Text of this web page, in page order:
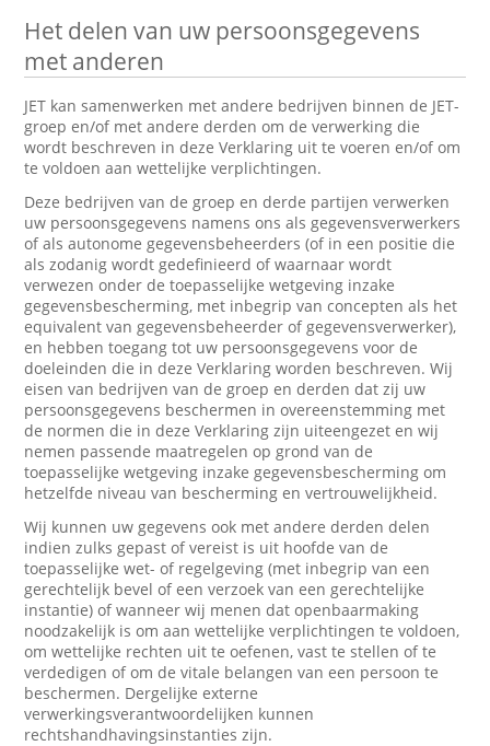
Het delen van uw persoonsgegevens
met anderen
JET kan samenwerken met andere bedrijven binnen de JET-
groep en/of met andere derden om de verwerking die
wordt beschreven in deze Verklaring uit te voeren en/of om
te voldoen aan wettelijke verplichtingen.
Deze bedrijven van de groep en derde partijen verwerken
uw persoonsgegevens namens ons als gegevensverwerkers
of als autonome gegevensbeheerders (of in een positie die
als zodanig wordt gedefinieerd of waarnaar wordt
verwezen onder de toepasselijke wetgeving inzake
gegevensbescherming, met inbegrip van concepten als het
equivalent van gegevensbeheerder of gegevensverwerker),
en hebben toegang tot uw persoonsgegevens voor de
doeleinden die in deze Verklaring worden beschreven. Wij
eisen van bedrijven van de groep en derden dat zij uw
persoonsgegevens beschermen in overeenstemming met
de normen die in deze Verklaring zijn uiteengezet en wij
nemen passende maatregelen op grond van de
toepasselijke wetgeving inzake gegevensbescherming om
hetzelfde niveau van bescherming en vertrouwelijkheid.
Wij kunnen uw gegevens ook met andere derden delen
indien zulks gepast of vereist is uit hoofde van de
toepasselijke wet- of regelgeving (met inbegrip van een
gerechtelijk bevel of een verzoek van een gerechtelijke
instantie) of wanneer wij menen dat openbaarmaking
noodzakelijk is om aan wettelijke verplichtingen te voldoen,
om wettelijke rechten uit te oefenen, vast te stellen of te
verdedigen of om de vitale belangen van een persoon te
beschermen. Dergelijke externe
verwerkingsverantwoordelijken kunnen
rechtshandhavingsinstanties zijn.